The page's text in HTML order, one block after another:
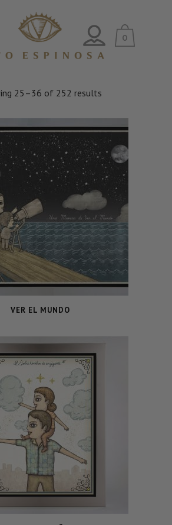
0
25–36 of 252 results
VER EL MUNDO